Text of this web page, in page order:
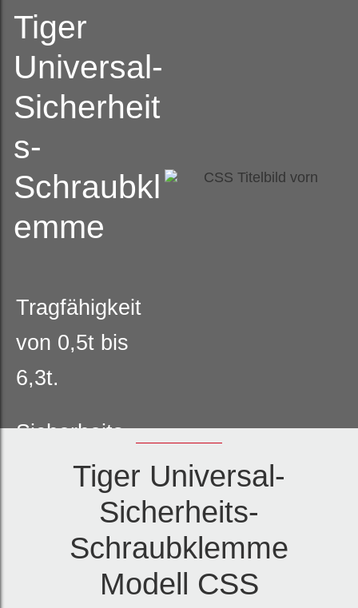
Tiger
Universal-
Sicherheit
s-
Schraubkl
emme
Tragfähigkeit
von 0,5t bis
6,3t.
Sicherheits-
Schraubklemm
e mit zwei
Aufhänge- /
Anschlagösen.
Tiger Universal-
Sicherheits-
Schraubklemme
Modell CSS